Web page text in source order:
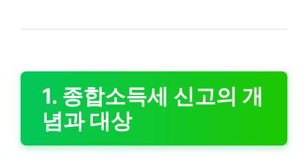
1. 종합소득세 신고의 개
념과 대상